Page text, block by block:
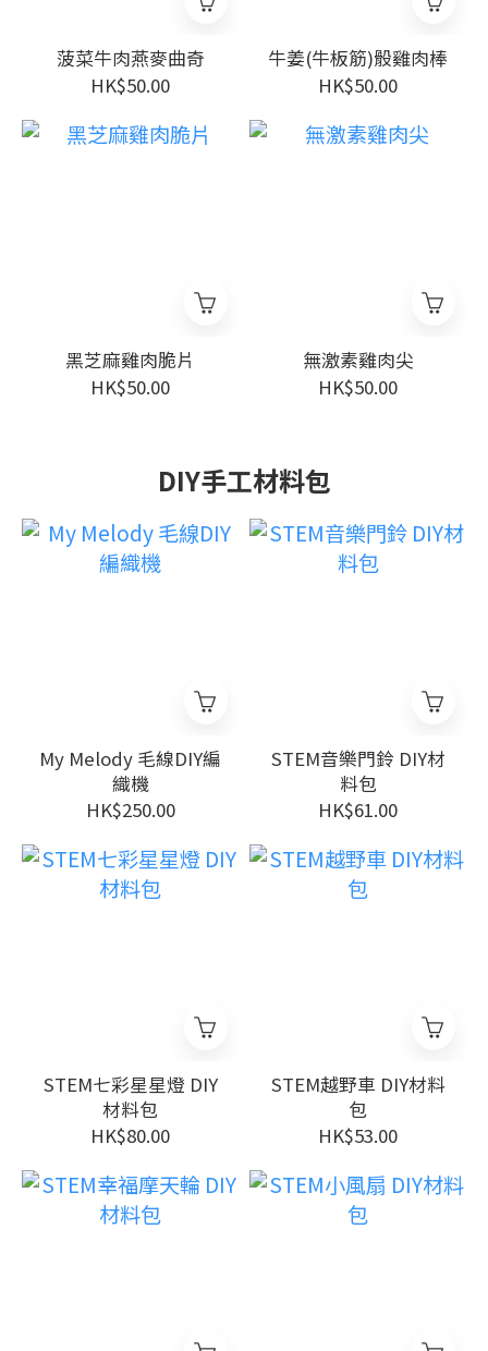
菠菜牛肉燕麥曲奇
HK$50.00
牛姜(牛板筋)骰雞肉棒
HK$50.00
黑芝麻雞肉脆片
HK$50.00
無激素雞肉尖
HK$50.00
DIY手工材料包
My Melody 毛線DIY編
織機
HK$250.00
STEM音樂門鈴 DIY材
料包
HK$61.00
STEM七彩星星燈 DIY
材料包
HK$80.00
STEM越野車 DIY材料
包
HK$53.00